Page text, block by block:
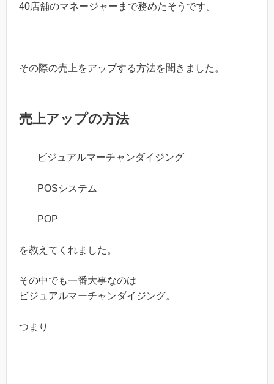
40店舗のマネージャーまで務めたそうです。
その際の売上をアップする方法を聞きました。
売上アップの方法
ビジュアルマーチャンダイジング
POSシステム
POP
を教えてくれました。
その中でも一番大事なのは
ビジュアルマーチャンダイジング。
つまり